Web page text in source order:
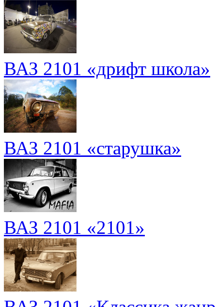
ВАЗ 2101 «дрифт школа»
ВАЗ 2101 «старушка»
ВАЗ 2101 «2101»